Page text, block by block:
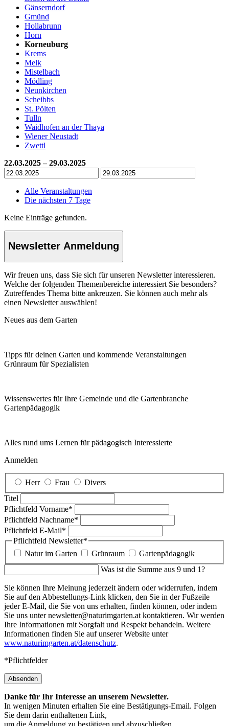
Gänserndorf
Gmünd
Hollabrunn
Horn
Korneuburg
Krems
Melk
Mistelbach
Mödling
Neunkirchen
Scheibbs
St. Pölten
Tulln
Waidhofen an der Thaya
Wiener Neustadt
Zwettl
22.03.2025 – 29.03.2025
Alle Veranstaltungen
Die nächsten 7 Tage
Keine Einträge gefunden.
Newsletter Anmeldung
Wir freuen uns, dass Sie sich für unseren Newsletter interessieren.
Welche der folgenden Themenbereiche interessiert Sie besonders?
Zutreffendes Thema bitte ankreuzen. Sie können auch mehr als
einen Newsletter auswählen!
Neues aus dem Garten
Tipps für deinen Garten und kommende Veranstaltungen
Grünraum für Spezialisten
Wissenswertes für Ihre Gemeinde und die Gartenbranche
Garten­pädagogik
Alles rund ums Lernen für pädagogisch Interessierte
Anmelden
Herr Frau
Divers
Titel
Pflichtfeld Vorname*
Pflichtfeld Nachname*
Pflichtfeld E-Mail*
Pflichtfeld Newsletter*
Natur im Garten
Grünraum
Gartenpädagogik
Was ist die Summe aus 9 und 1?
Sie können Ihre Meinung jederzeit ändern oder widerrufen, indem
Sie auf den Abbestellungs-Link klicken, den Sie in der Fußzeile
jeder E-Mail, die Sie von uns erhalten, finden können, oder indem
Sie uns unter newsletter@naturimgarten.at kontaktieren. Wir werden
Ihre Informationen mit Sorgfalt und Respekt behandeln. Weitere
Informationen finden Sie auf unserer Website unter
www.naturimgarten.at/datenschutz.
*Pflichtfelder
Absenden
Danke für Ihr Interesse an unserem Newsletter.
In wenigen Minuten erhalten Sie eine Bestätigungs-Email. Folgen
Sie dem darin enthaltenen Link,